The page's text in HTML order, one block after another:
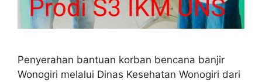
Penyerahan bantuan korban bencana banjir
Wonogiri melalui Dinas Kesehatan Wonogiri dari